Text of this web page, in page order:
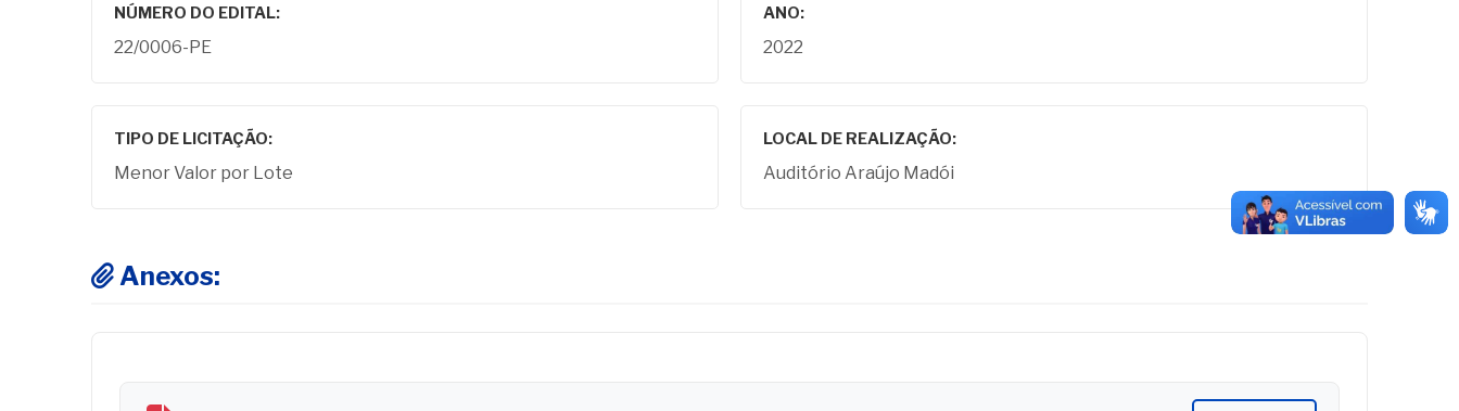
NÚMERO DO EDITAL:
22/0006-PE
ANO:
2022
TIPO DE LICITAÇÃO:
Menor Valor por Lote
LOCAL DE REALIZAÇÃO:
Auditório Araújo Madói
Anexos: